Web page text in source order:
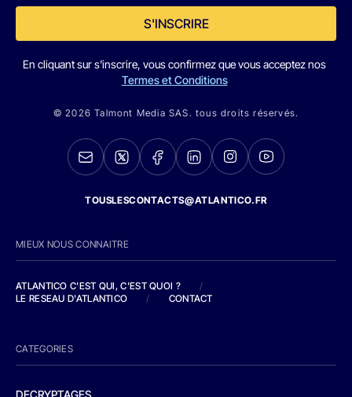
S'INSCRIRE
En cliquant sur s'inscrire, vous confirmez que vous acceptez nos
Termes et Conditions
© 2026 Talmont Media SAS. tous droits réservés.
TOUSLESCONTACTS@ATLANTICO.FR
MIEUX NOUS CONNAITRE
ATLANTICO C'EST QUI, C'EST QUOI ?
/
LE RESEAU D'ATLANTICO
/ CONTACT
CATEGORIES
DECRYPTAGES